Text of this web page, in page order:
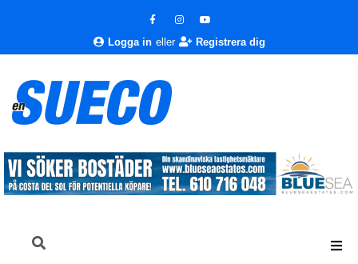
Logga in eller Registrera dig